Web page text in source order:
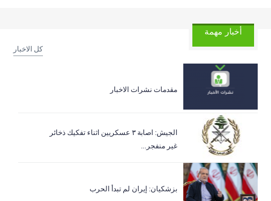
أخبار مهمة
كل الاخبار
مقدمات نشرات الاخبار
الجيش: اصابة ٣ عسكريين اثناء تفكيك ذخائر
غير منفجر...
بزشكيان: إيران لم تبدأ الحرب